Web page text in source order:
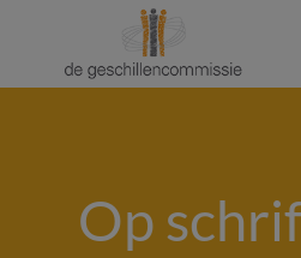
Op